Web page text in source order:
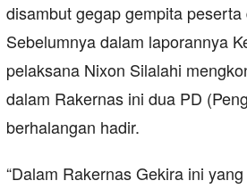
disambut gegap gempita
Sebelumnya dalam laporannya
pelaksana Nixon Silalahi
dalam Rakernas ini dua PD
berhalangan hadir.
“Dalam Rakernas Gekira ini